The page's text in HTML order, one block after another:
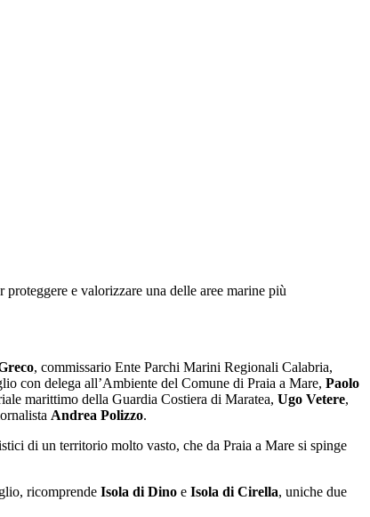
proteggere e valorizzare una delle aree marine più
, commissario Ente Parchi Marini Regionali Calabria,
con delega all’Ambiente del Comune di Praia a Mare, Paolo
marittimo della Guardia Costiera di Maratea, Ugo Vetere,
Andrea Polizzo.
di un territorio molto vasto, che da Praia a Mare si spinge
ricomprende Isola di Dino e Isola di Cirella, uniche due